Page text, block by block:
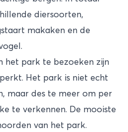
diersoorten,
makaken en de
het park te bezoeken zijn
Het park is niet echt
maar des te meer om per
te verkennen. De mooiste
van het park.